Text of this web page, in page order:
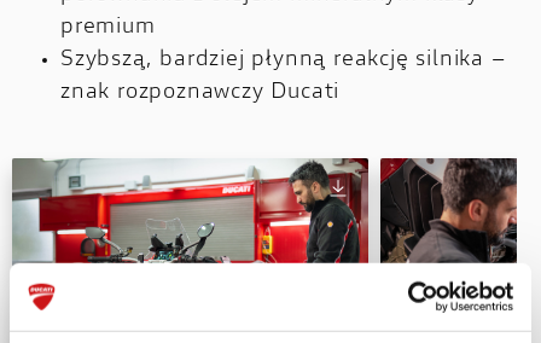
premium
Szybszą, bardziej płynną reakcję silnika –
znak rozpoznawczy Ducati